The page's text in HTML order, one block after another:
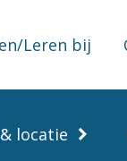
Leren bij
locatie